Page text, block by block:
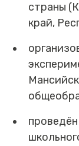
страны
край,